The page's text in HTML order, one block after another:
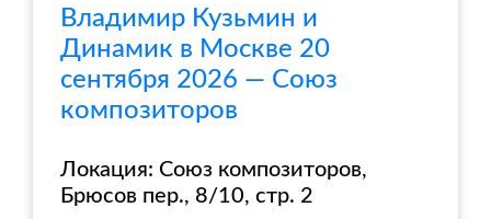
Владимир Кузьмин и
Динамик в Москве 20
сентября 2026 — Союз
композиторов
Локация: Союз композиторов,
Брюсов пер., 8/10, стр. 2